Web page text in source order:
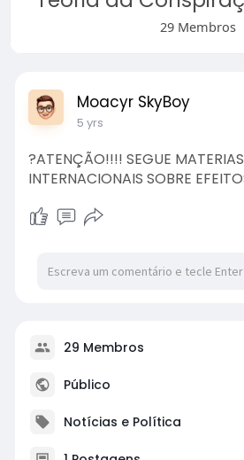
29 Membros
Moacyr SkyBoy
5 yrs
?ATENÇÃO!!!! SEGUE
INTERNACIONAIS SOBRE
29 Membros
Público
Notícias e Política